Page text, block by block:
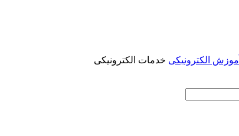
آموزش الکترونیکی خدمات الکترونیکی